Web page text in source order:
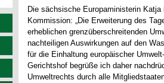
Die sächsische Europaministerin
Kommission: „Die Erweiterung des
erheblichen grenzüberschreitenden
nachteiligen Auswirkungen auf den
für die Einhaltung europäischer
Gerichtshof begrüße ich daher
Umweltrechts durch alle